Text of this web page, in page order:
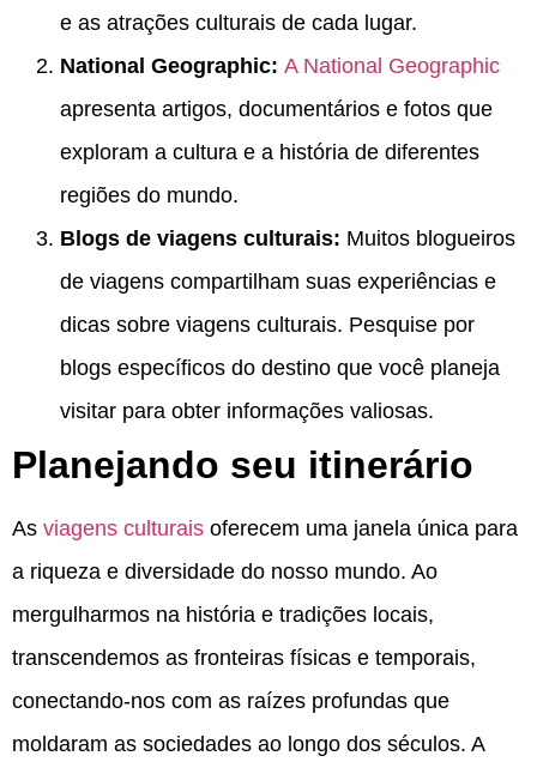
e as atrações culturais de cada lugar.
National Geographic: A National Geographic
apresenta artigos, documentários e fotos que
exploram a cultura e a história de diferentes
regiões do mundo.
Blogs de viagens culturais: Muitos blogueiros
de viagens compartilham suas experiências e
dicas sobre viagens culturais. Pesquise por
blogs específicos do destino que você planeja
visitar para obter informações valiosas.
Planejando seu itinerário
As viagens culturais oferecem uma janela única para
a riqueza e diversidade do nosso mundo. Ao
mergulharmos na história e tradições locais,
transcendemos as fronteiras físicas e temporais,
conectando-nos com as raízes profundas que
moldaram as sociedades ao longo dos séculos. A